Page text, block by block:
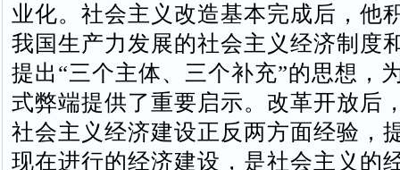
业化。社会主义改造基本完成后，他
我国生产力发展的社会主义经济制度
提出“三个主体、三个补充”的思想，
式弊端提供了重要启示。改革开放后
社会主义经济建设正反两方面经验，
现在进行的经济建设，是社会主义的